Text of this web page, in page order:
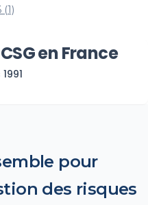
en France
pour
des risques